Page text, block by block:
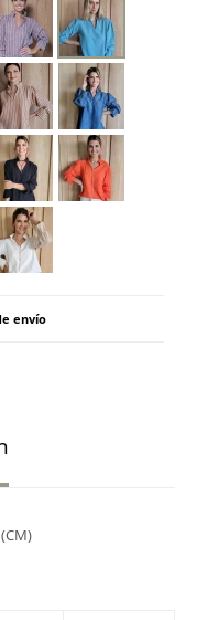
envío